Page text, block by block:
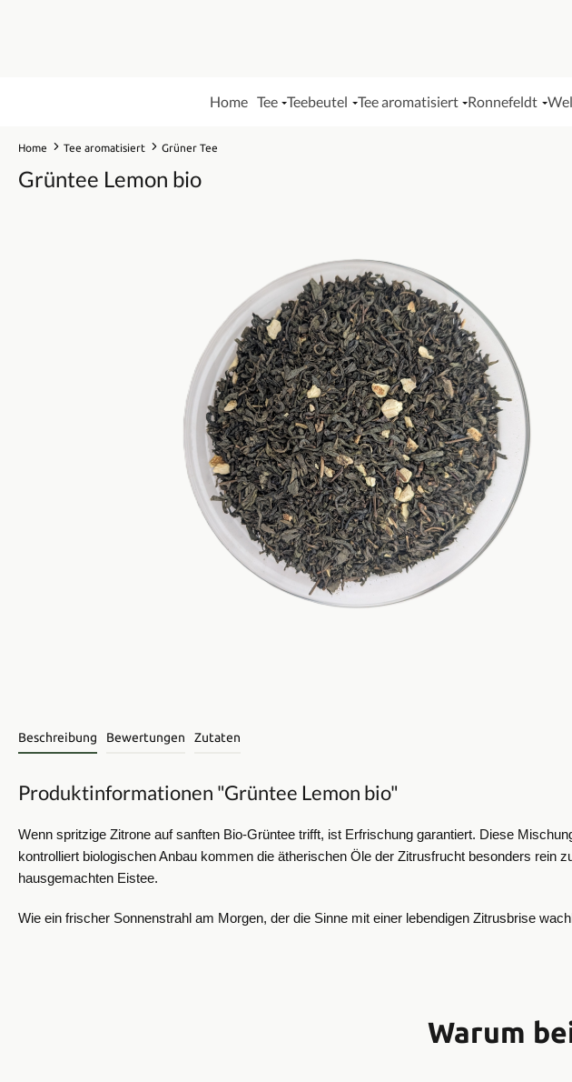
Home Tee Teebeutel Tee aromatisiert Ronnefeldt
Home Tee aromatisiert Grüner Tee
Grüntee Lemon bio
Beschreibung Bewertungen Zutaten
Produktinformationen "Grüntee Lemon bio"
Wenn spritzige Zitrone auf sanften Bio-Grüntee trifft, ist Erfrischung garantiert. Diese
kontrolliert biologischen Anbau kommen die ätherischen Öle der Zitrusfrucht besonders
hausgemachten Eistee.
Wie ein frischer Sonnenstrahl am Morgen, der die Sinne mit einer lebendigen Zitrusbrise
Warum